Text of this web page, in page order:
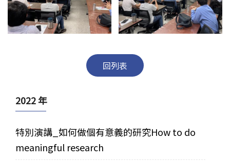
回列表
2022 年
特別演講_如何做個有意義的研究How to do
meaningful research